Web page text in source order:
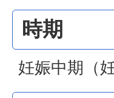
時期
妊娠中期（